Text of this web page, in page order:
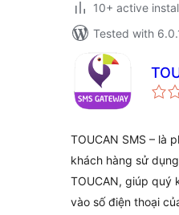
10+ active
Tested with
TOUCAN SMS – là
khách hàng sử
TOUCAN, giúp quý
vào số điện thoại